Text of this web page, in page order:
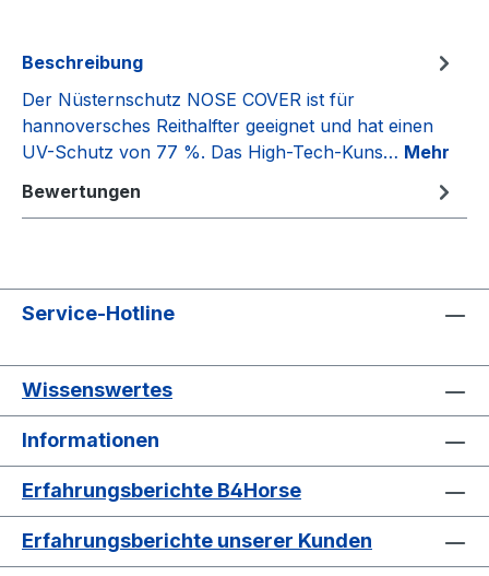
Beschreibung
Der Nüsternschutz NOSE COVER ist für
hannoversches Reithalfter geeignet und hat einen
UV-Schutz von 77 %. Das High-Tech-Kuns… Mehr
Bewertungen
Service-Hotline
Wissenswertes
Informationen
Erfahrungsberichte B4Horse
Erfahrungsberichte unserer Kunden